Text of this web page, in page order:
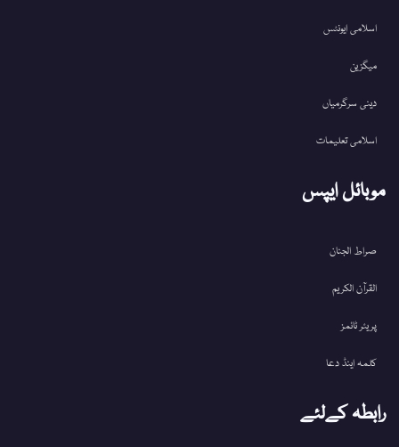
اسلامی ایونٹس
میگزین
دینی سرگرمیاں
اسلامی تعلیمات
موبائل ایپس
صراط الجنان
القرآن الکریم
پریئر ٹائمز
کلمہ اینڈ دعا
رابطہ کےلئے